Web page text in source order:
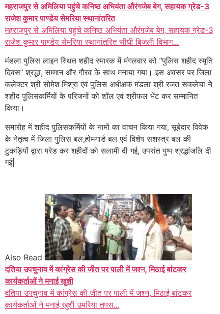
महराजपुर से अमिलिया पहुंचे कनिष्ठ अभियंता औरंगजेब बेग, सहायक ग्रेड-3
राजेश कुमार पाण्डेय सेमरिया स्थानांतरित
महराजपुर से अमिलिया पहुंचे कनिष्ठ अभियंता औरंगजेब बेग, सहायक ग्रेड-3
राजेश कुमार पाण्डेय सेमरिया स्थानांतरित सीधी बिजली विभाग...
मंडला पुलिस लाइन स्थित शहीद स्मारक में मंगलवार को “पुलिस शहीद स्मृति
दिवस” श्रद्धा, सम्मान और गौरव के साथ मनाया गया। इस अवसर पर जिला
कलेक्टर श्री सोमेश मिश्रा एवं पुलिस अधीक्षक मंडला श्री रजत सकलेचा ने
शहीद पुलिसकर्मियों के परिजनों को शॉल एवं श्रीफल भेंट कर सम्मानित
किया।
समारोह में शहीद पुलिसकर्मियों के नामों का वाचन किया गया, सूबेदार विवेक
के नेतृत्व में जिला पुलिस बल,होमगार्ड बल एवं विशेष सशस्त्र बल की
टुकड़ियों द्वारा परेड कर शहीदों को सलामी दी गई, उपरांत पुष्प श्रद्धांजलि दी
गई|
Also Read
दतिया उपचुनाव में कांग्रेस की जीत पर पाली में जश्न, मिठाई बांटकर
कार्यकर्ताओं ने मनाई खुशी
दतिया उपचुनाव में कांग्रेस की जीत पर पाली में जश्न, मिठाई बांटकर
कार्यकर्ताओं ने मनाई खुशी उमरिया तपस...